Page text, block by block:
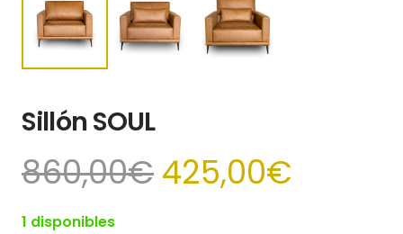
Sillón SOUL
860,00€ El
precio
425,00€
1 disponibles